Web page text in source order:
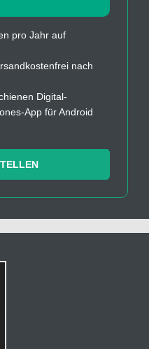
pro Jahr auf
nach
Digital-
App für Android